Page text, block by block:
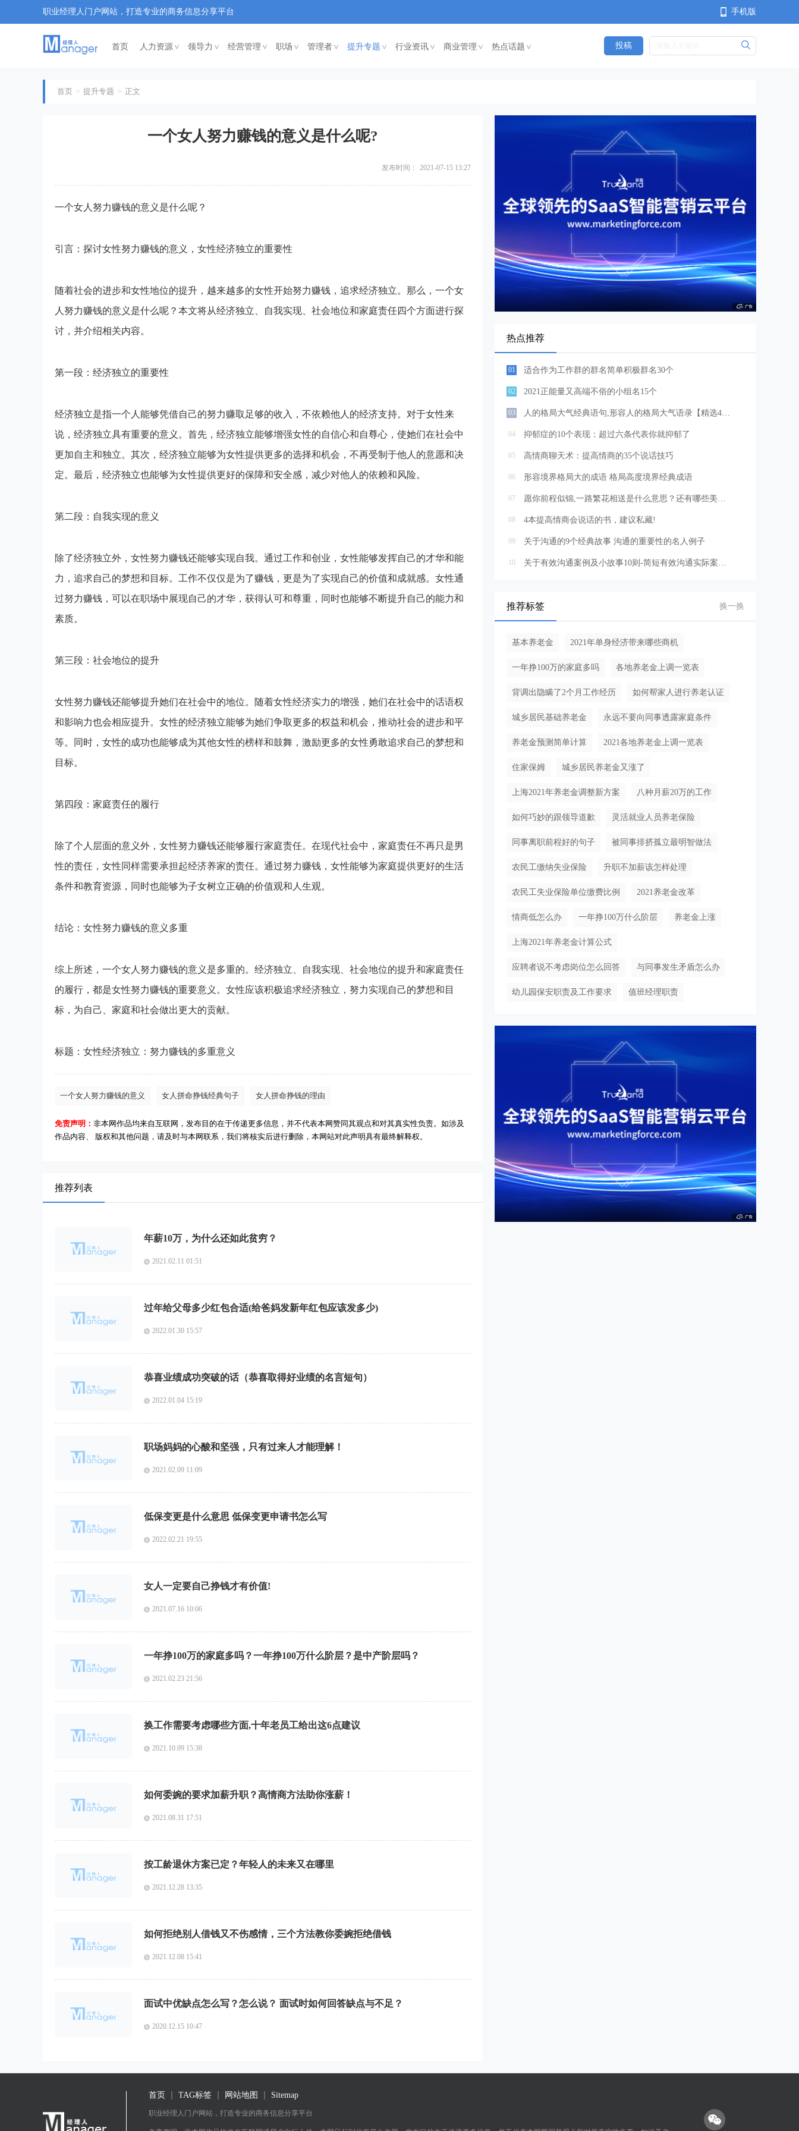
职业经理人门户网站，打造专业的商务信息分享平台 手机版
首页 人力资源< 领导力 < 经营管理< 职场< 管理者< 提升专题 < 行业资讯 < 商业管理< 热点话题 < 投稿
首页 提升专题 正文
一个女人努力赚钱的意义是什么呢?
发布时间： 2021-07-15 13:27
一个女人努力赚钱的意义是什么呢？
引言：探讨女性努力赚钱的意义，女性经济独立的重要性
随着社会的进步和女性地位的提升，越来越多的女性开始努力赚钱，追求经济独立。那么，一个女
人努力赚钱的意义是什么呢？本文将从经济独立、自我实现、社会地位和家庭责任四个方面进行探
讨，并介绍相关内容。
第一段：经济独立的重要性
经济独立是指一个人能够凭借自己的努力赚取足够的收入，不依赖他人的经济支持。对于女性来
说，经济独立具有重要的意义。首先，经济独立能够增强女性的自信心和自尊心，使她们在社会中
更加自主和独立。其次，经济独立能够为女性提供更多的选择和机会，不再受制于他人的意愿和决
定。最后，经济独立也能够为女性提供更好的保障和安全感，减少对他人的依赖和风险。
第二段：自我实现的意义
除了经济独立外，女性努力赚钱还能够实现自我。通过工作和创业，女性能够发挥自己的才华和能
力，追求自己的梦想和目标。工作不仅仅是为了赚钱，更是为了实现自己的价值和成就感。女性通
过努力赚钱，可以在职场中展现自己的才华，获得认可和尊重，同时也能够不断提升自己的能力和
素质。
第三段：社会地位的提升
女性努力赚钱还能够提升她们在社会中的地位。随着女性经济实力的增强，她们在社会中的话语权
和影响力也会相应提升。女性的经济独立能够为她们争取更多的权益和机会，推动社会的进步和平
等。同时，女性的成功也能够成为其他女性的榜样和鼓舞，激励更多的女性勇敢追求自己的梦想和
目标。
第四段：家庭责任的履行
除了个人层面的意义外，女性努力赚钱还能够履行家庭责任。在现代社会中，家庭责任不再只是男
性的责任，女性同样需要承担起经济养家的责任。通过努力赚钱，女性能够为家庭提供更好的生活
条件和教育资源，同时也能够为子女树立正确的价值观和人生观。
结论：女性努力赚钱的意义多重
综上所述，一个女人努力赚钱的意义是多重的。经济独立、自我实现、社会地位的提升和家庭责任
的履行，都是女性努力赚钱的重要意义。女性应该积极追求经济独立，努力实现自己的梦想和目
标，为自己、家庭和社会做出更大的贡献。
标题：女性经济独立：努力赚钱的多重意义
一个女人努力赚钱的意义 女人拼命挣钱经典句子 女人拼命挣钱的理由
免责声明： 非本网作品均来自互联网，发布目的在于传递更多信息，并不代表本网赞同其观点和对其真实性负责。如涉及
作品内容、 版权和其他问题，请及时与本网联系，我们将核实后进行删除，本网站对此声明具有最终解释权。
推荐列表
年薪10万，为什么还如此贫穷？
2021.02.11 01:51
过年给父母多少红包合适(给爸妈发新年红包应该发多少)
2022.01.30 15:57
恭喜业绩成功突破的话（恭喜取得好业绩的名言短句）
2022.01.04 15:19
职场妈妈的心酸和坚强，只有过来人才能理解！
2021.02.09 11:09
低保变更是什么意思 低保变更申请书怎么写
2022.02.21 19:55
女人一定要自己挣钱才有价值!
2021.07.16 10:06
一年挣100万的家庭多吗？一年挣100万什么阶层？是中产阶层吗？
2021.02.23 21:56
换工作需要考虑哪些方面,十年老员工给出这6点建议
2021.10.09 15:38
如何委婉的要求加薪升职？高情商方法助你涨薪！
2021.08.31 17:51
按工龄退休方案已定？年轻人的未来又在哪里
2021.12.28 13:35
如何拒绝别人借钱又不伤感情，三个方法教你委婉拒绝借钱
2021.12.08 15:41
面试中优缺点怎么写？怎么说？ 面试时如何回答缺点与不足？
2020.12.15 10:47
热点推荐
01 适合作为工作群的群名简单积极群名30个
02 2021正能量又高端不俗的小组名15个
03 人的格局大气经典语句,形容人的格局大气语录【精选40句】
04 抑郁症的10个表现：超过六条代表你就抑郁了
05 高情商聊天术：提高情商的35个说话技巧
06 形容境界格局大的成语 格局高度境界经典成语
07 愿你前程似锦,一路繁花相送是什么意思？还有哪些美好祝愿的句子？
08 4本提高情商会说话的书，建议私藏!
09 关于沟通的9个经典故事 沟通的重要性的名人例子
10 关于有效沟通案例及小故事10则-简短有效沟通实际案例分享
推荐标签 换一换
基本养老金 2021年单身经济带来哪些商机
一年挣100万的家庭多吗 各地养老金上调一览表
背调出隐瞒了2个月工作经历 如何帮家人进行养老认证
城乡居民基础养老金 永远不要向同事透露家庭条件
养老金预测简单计算 2021各地养老金上调一览表
住家保姆 城乡居民养老金又涨了
上海2021年养老金调整新方案 八种月薪20万的工作
如何巧妙的跟领导道歉 灵活就业人员养老保险
同事离职前程好的句子 被同事排挤孤立最明智做法
农民工缴纳失业保险 升职不加薪该怎样处理
农民工失业保险单位缴费比例 2021养老金改革
情商低怎么办 一年挣100万什么阶层 养老金上涨
上海2021年养老金计算公式
应聘者说不考虑岗位怎么回答 与同事发生矛盾怎么办
幼儿园保安职责及工作要求 值班经理职责
首页 TAG标签 网站地图 Sitemap
职业经理人门户网站，打造专业的商务信息分享平台